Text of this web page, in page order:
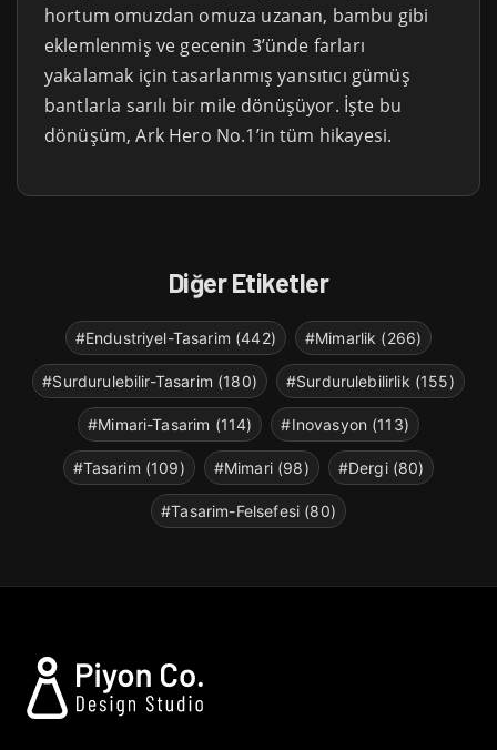
hortum omuzdan omuza uzanan, bambu gibi
eklemlenmiş ve gecenin 3’ünde farları
yakalamak için tasarlanmış yansıtıcı gümüş
bantlarla sarılı bir mile dönüşüyor. İşte bu
dönüşüm, Ark Hero No.1’in tüm hikayesi.
Diğer Etiketler
#Endustriyel-Tasarim (442) #Mimarlik (266)
#Surdurulebilir-Tasarim (180) #Surdurulebilirlik (155)
#Mimari-Tasarim (114) #Inovasyon (113)
#Tasarim (109) #Mimari (98) #Dergi (80)
#Tasarim-Felsefesi (80)